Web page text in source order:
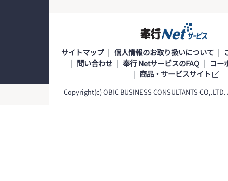
サイトマップ 個人情報のお取り扱いについて
問い合わせ
奉行 NetサービスのFAQ
コー
商品・サービスサイト
Copyright(c) OBIC BUSINESS CONSULTANTS